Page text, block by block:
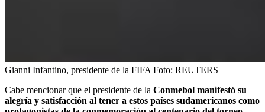
Gianni Infantino, presidente de la FIFA Foto: REUTERS
Cabe mencionar que el presidente de la Conmebol manifestó su
alegría y satisfacción al tener a estos países sudamericanos como